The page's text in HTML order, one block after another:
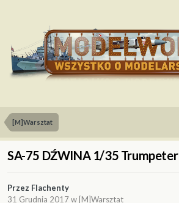
[M]Warsztat
SA-75 DŹWINA 1/35 Trumpeter
Przez Flachenty
31 Grudnia 2017w [M]Warsztat